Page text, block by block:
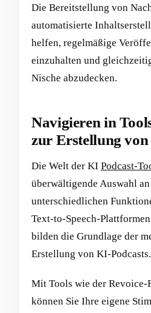
Die Bereitstellung von
automatisierte
helfen, regelmäßige
einzuhalten und
Nische abzudecken.
Navigieren in
zur Erstellung
Die Welt der KI Podcast-
überwältigende Auswahl
unterschiedlichen
Text-to-Speech-
bilden die Grundlage der
Erstellung von KI-Podcasts.
Mit Tools wie der Revoice-
können Sie Ihre eigene